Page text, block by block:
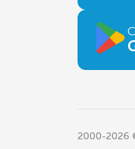
2000-2026